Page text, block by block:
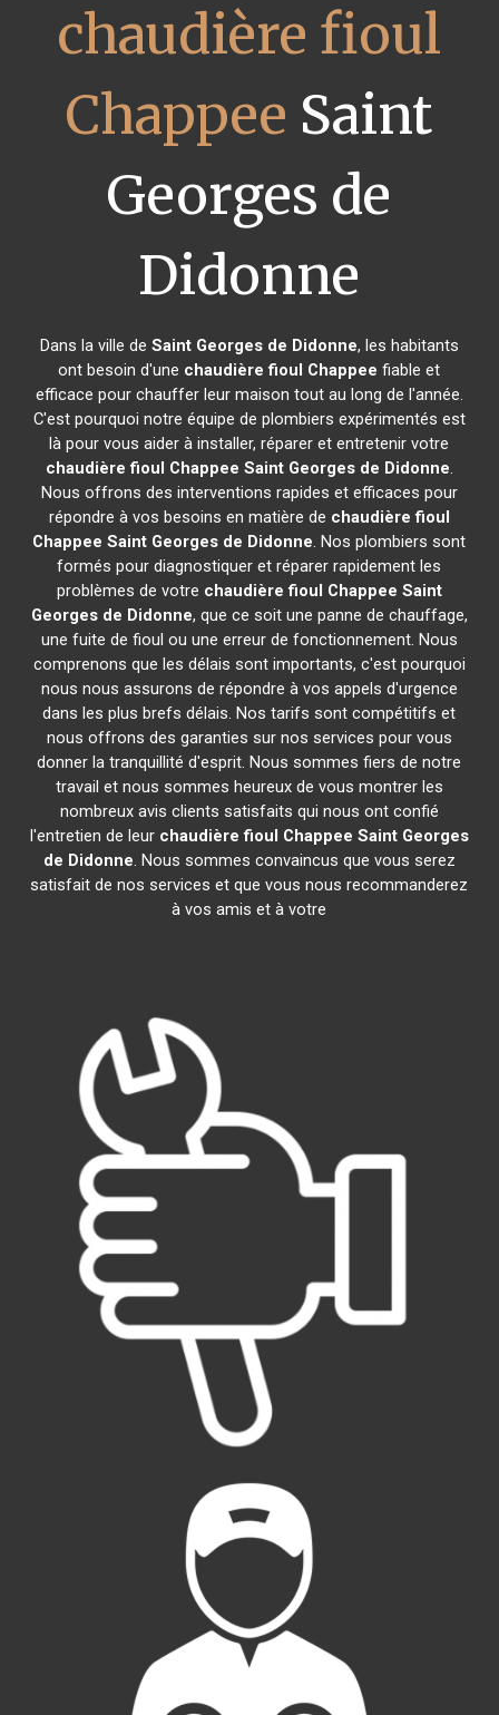
chaudière fioul
Chappee Saint
Georges de
Didonne
Dans la ville de Saint Georges de Didonne, les habitants
ont besoin d'une chaudière fioul Chappee fiable et
efficace pour chauffer leur maison tout au long de l'année.
C'est pourquoi notre équipe de plombiers expérimentés est
là pour vous aider à installer, réparer et entretenir votre
chaudière fioul Chappee Saint Georges de Didonne.
Nous offrons des interventions rapides et efficaces pour
répondre à vos besoins en matière de chaudière fioul
Chappee Saint Georges de Didonne. Nos plombiers sont
formés pour diagnostiquer et réparer rapidement les
problèmes de votre chaudière fioul Chappee Saint
Georges de Didonne, que ce soit une panne de chauffage,
une fuite de fioul ou une erreur de fonctionnement. Nous
comprenons que les délais sont importants, c'est pourquoi
nous nous assurons de répondre à vos appels d'urgence
dans les plus brefs délais. Nos tarifs sont compétitifs et
nous offrons des garanties sur nos services pour vous
donner la tranquillité d'esprit. Nous sommes fiers de notre
travail et nous sommes heureux de vous montrer les
nombreux avis clients satisfaits qui nous ont confié
l'entretien de leur chaudière fioul Chappee Saint Georges
de Didonne. Nous sommes convaincus que vous serez
satisfait de nos services et que vous nous recommanderez
à vos amis et à votre